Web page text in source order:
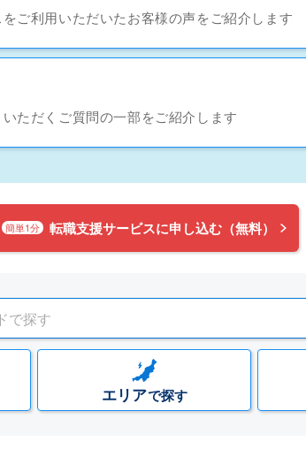
ご利用いただいたお客様の声をご紹介します
ただくご質問の一部をご紹介します
簡単1分 転職支援サービスに申し込む（無料）
エリアで探す